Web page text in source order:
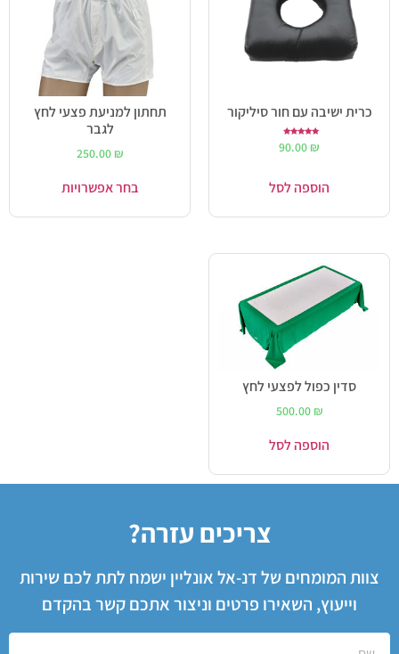
כרית ישיבה עם חור סיליקור
5.00
90.00 ₪
הוספה לסל
תחתון למניעת פצעי לחץ
לגבר
250.00 ₪
בחר אפשרויות
סדין כפול לפצעי לחץ
500.00 ₪
הוספה לסל
צריכים עזרה?
צוות המומחים של דנ-אל אונליין ישמח לתת לכם שירות
וייעוץ, השאירו פרטים וניצור אתכם קשר בהקדם